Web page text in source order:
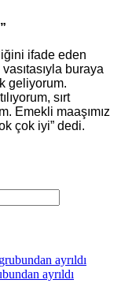
ifade eden
buraya
geliyorum.
sırt
Emekli maaşımız
çok iyi” dedi.
ayrıldı